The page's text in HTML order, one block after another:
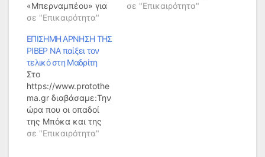
«Μπερναμπέου» για
να παρακολουθήσει
Μέσι την αναμέτρηση
ανάμεσα Ρίβερ Πλέιτ-
Μπόκα Τζούνιορς για
τον δεύτερο τελικό
του Κόπα
Λιμπερταδόρες. Ο
Πορτογάλος αστέρας
της Γιουβέντους δεν
δέχθηκε την πρόταση
σε "Επικαιρότητα"
χιλιόμετρα στον
σε "Επικαιρότητα"
ΕΠΙΣΗΜΗ ΑΡΝΗΣΗ ΤΗΣ
ΡΙΒΕΡ ΝΑ παίξει τον
τελικό στη Μαδρίτη
Στο
https://www.protothe
ma.gr διαβάσαμε:Την
ώρα που οι οπαδοί
της Μπόκα και της
Ρίβερ κάνουν χαμό
σε "Επικαιρότητα"